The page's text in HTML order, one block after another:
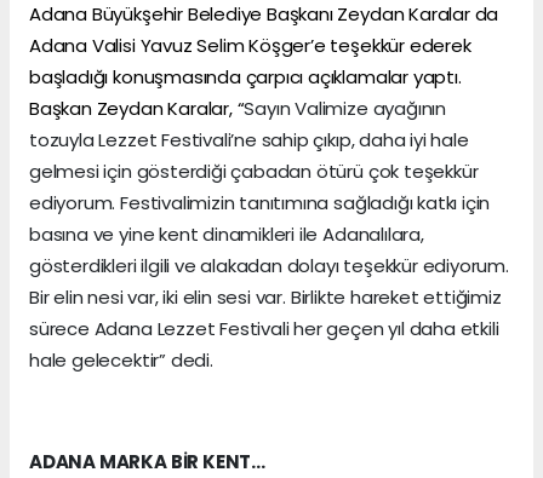
Adana Büyükşehir Belediye Başkanı Zeydan Karalar da
Adana Valisi Yavuz Selim Köşger’e teşekkür ederek
başladığı konuşmasında çarpıcı açıklamalar yaptı.
Başkan Zeydan Karalar, “Sayın Valimize ayağının
tozuyla Lezzet Festivali’ne sahip çıkıp, daha iyi hale
gelmesi için gösterdiği çabadan ötürü çok teşekkür
ediyorum. Festivalimizin tanıtımına sağladığı katkı için
basına ve yine kent dinamikleri ile Adanalılara,
gösterdikleri ilgili ve alakadan dolayı teşekkür ediyorum.
Bir elin nesi var, iki elin sesi var. Birlikte hareket ettiğimiz
sürece Adana Lezzet Festivali her geçen yıl daha etkili
hale gelecektir” dedi.
ADANA MARKA BİR KENT…